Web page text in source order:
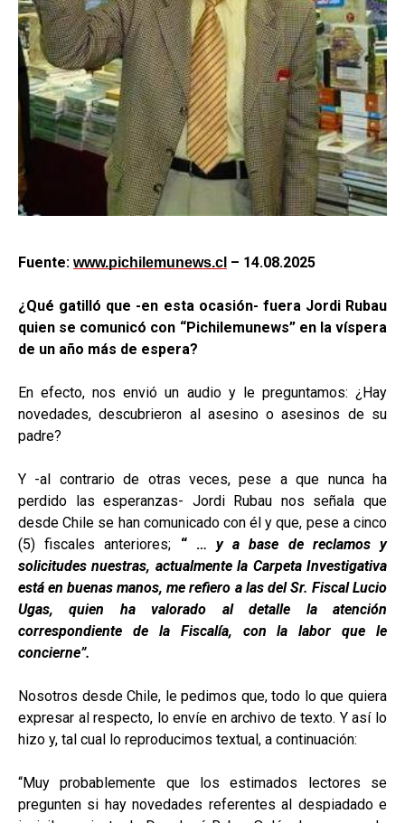
Fuente: www.pichilemunews.cl – 14.08.2025
¿Qué gatilló que -en esta ocasión- fuera Jordi Rubau
quien se comunicó con “Pichilemunews” en la víspera
de un año más de espera?
En efecto, nos envió un audio y le preguntamos: ¿Hay
novedades, descubrieron al asesino o asesinos de su
padre?
Y -al contrario de otras veces, pese a que nunca ha
perdido las esperanzas- Jordi Rubau nos señala que
desde Chile se han comunicado con él y que, pese a cinco
(5) fiscales anteriores; “ …y a base de reclamos y
solicitudes nuestras, actualmente la Carpeta Investigativa
está en buenas manos, me refiero a las del Sr. Fiscal Lucio
Ugas, quien ha valorado al detalle la atención
correspondiente de la Fiscalía, con la labor que le
concierne”.
Nosotros desde Chile, le pedimos que, todo lo que quiera
expresar al respecto, lo envíe en archivo de texto. Y así lo
hizo y, tal cual lo reproducimos textual, a continuación:
“Muy probablemente que los estimados lectores se
pregunten si hay novedades referentes al despiadado e